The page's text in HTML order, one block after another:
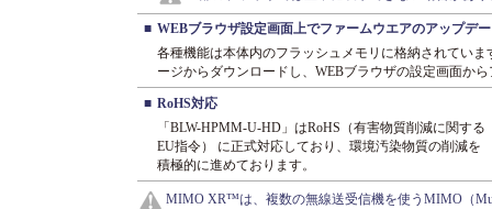
■ WEBブラウザ設定画面上でファームウエアのアップデ
各種機能は本体内のフラッシュメモリに格納されてい
ージからダウンロードし、WEBブラウザの設定画面か
■ RoHS対応
「BLW-HPMM-U-HD」はRoHS（有害物質削減に関する
EU指令） に正式対応しており、環境汚染物質の削減を
積極的に進めております。
MIMO XR™は、複数の無線送受信機を使うMIMO（